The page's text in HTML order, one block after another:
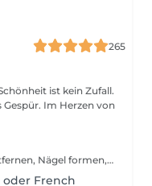
265
Erfrischendes Fussbad, Nagelhaut entfernen, Nägel formen, Nagelfalz und Ränder säubern, Hornhaut entfernen, Abschlusspflege!
oder French